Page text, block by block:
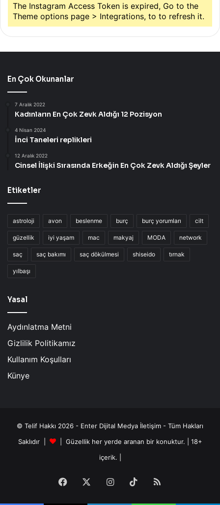
The Instagram Access Token is expired, Go to the
Theme options page > Integrations, to to refresh it.
En Çok Okunanlar
7 Aralık 2022
Kadınların En Çok Zevk Aldığı 12 Pozisyon
4 Nisan 2024
İnci Taneleri replikleri
12 Aralık 2022
Cinsel İlişki Sırasında Erkeğin En Çok Zevk Aldığı Şeyler
Etiketler
astroloji avon beslenme burç burç yorumları cilt
güzellik iyi yaşam mac makyaj MODA network
saç saç bakımı saç dökülmesi shiseido tırnak
yılbaşı
Yasal
Aydınlatma Metni
Gizlilik Politikamız
Kullanım Koşulları
Künye
© Telif Hakkı 2026 - Enter Dijital Medya İletişim - Tüm Hakları
Saklıdır |
| Güzellik her yerde aranan bir konuktur. | 18+
içerik. |
Facebook Instagram
TikTokRSS